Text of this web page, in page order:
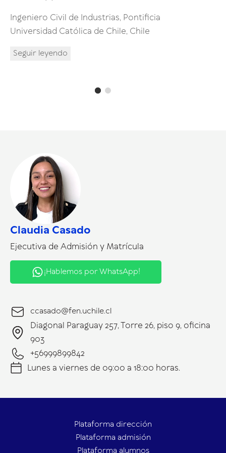
Ingeniero Civil de Industrias, Pontificia
Universidad Católica de Chile, Chile
Seguir leyendo
Claudia Casado
Ejecutiva de Admisión y Matrícula
¡Hablemos por WhatsApp!
ccasado@fen.uchile.cl
Diagonal Paraguay 257, Torre 26, piso 9, oficina
903
+56999899842
Lunes a viernes de 09:00 a 18:00 horas.
Plataforma dirección
Plataforma admisión
Plataforma alumnos